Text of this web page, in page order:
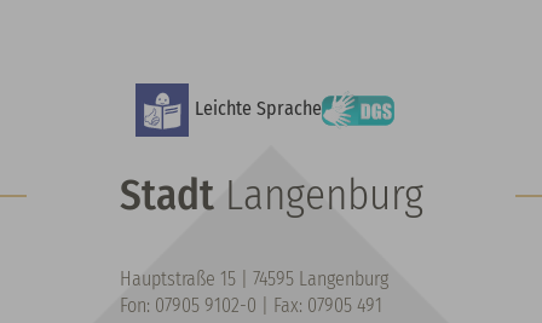
Leichte Sprache
StadtLangenburg
Hauptstraße 15 | 74595 Langenburg
Fon: 07905 9102-0 | Fax: 07905 491